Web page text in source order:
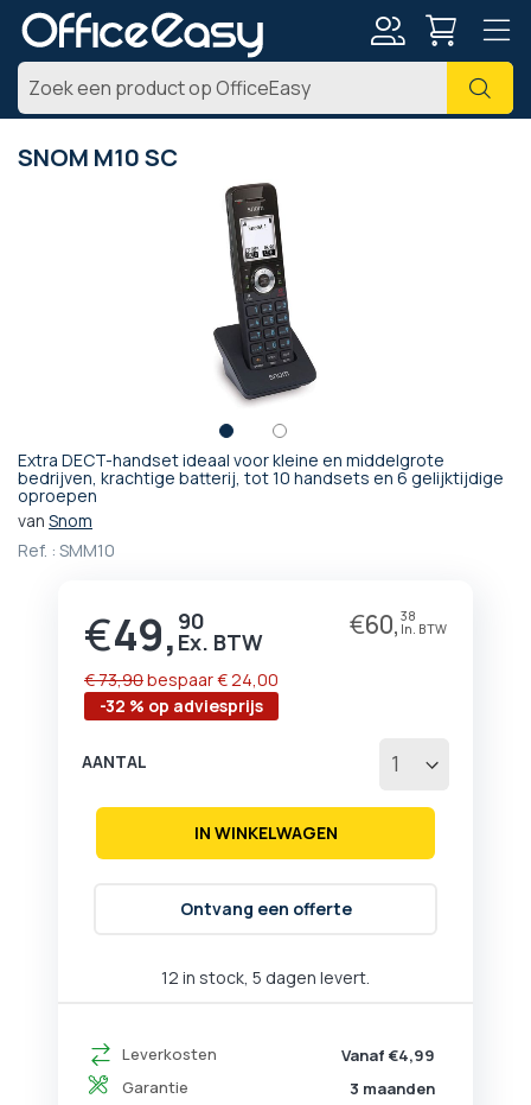
Zoek
SNOM M10 SC
Extra DECT-handset ideaal voor kleine en middelgrote
bedrijven, krachtige batterij, tot 10 handsets en 6 gelijktijdige
oproepen
van Snom
Ref. : SMM10
Prijs
€49, 90 €60, 38
-32 % op adviesprijs
€ 73,90bespaar€ 24,00
12 in stock, 5 dagen levert.
Leverkosten
Vanaf €4,99
Garantie
3 maanden
AANTAL
IN WINKELWAGEN
Ontvang een offerte
Ga
naar
het
begin
afbeeldingen-